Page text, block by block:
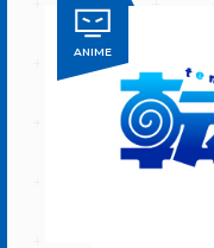
ANIME